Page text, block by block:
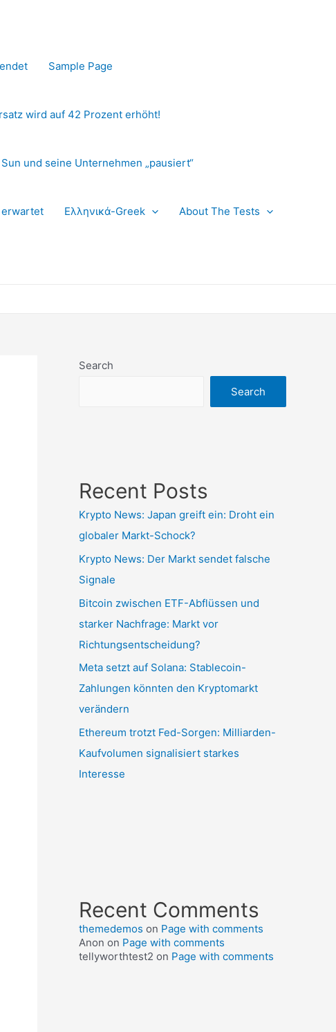
Sample Page
wird auf 42 Prozent erhöht!
und seine Unternehmen „pausiert“
erwartet Ελληνικά-Greek About The Tests
Search
Search
Recent Posts
Krypto News: Japan greift ein: Droht ein
globaler Markt-Schock?
Krypto News: Der Markt sendet falsche
Signale
Bitcoin zwischen ETF-Abflüssen und
starker Nachfrage: Markt vor
Richtungsentscheidung?
Meta setzt auf Solana: Stablecoin-
Zahlungen könnten den Kryptomarkt
verändern
Ethereum trotzt Fed-Sorgen: Milliarden-
Kaufvolumen signalisiert starkes
Interesse
Recent Comments
themedemos on Page with comments
Anon on Page with comments
tellyworthtest2 on Page with comments